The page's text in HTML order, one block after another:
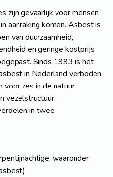
zijn gevaarlijk voor mensen
aanraking komen. Asbest is
van duurzaamheid,
en geringe kostprijs
Sinds 1993 is het
in Nederland verboden.
voor zes in de natuur
vezelstructuur.
in twee
waaronder